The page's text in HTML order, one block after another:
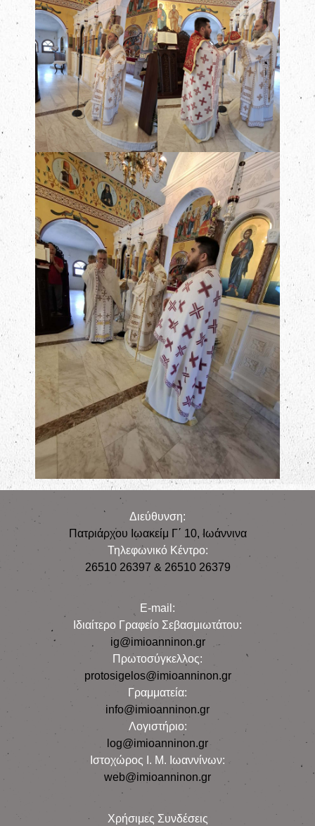
Διεύθυνση:
Πατριάρχου Ιωακείμ Γ΄ 10, Iωάννινα
Τηλεφωνικό Κέντρο:
26510 26397 & 26510 26379
E-mail:
Iδιαίτερο Γραφείο Σεβασμιωτάτου:
ig@imioanninon.gr
Πρωτοσύγκελλος:
protosigelos@imioanninon.gr
Γραμματεία:
info@imioanninon.gr
Λογιστήριο:
log@imioanninon.gr
Ιστοχώρος Ι. Μ. Ιωαννίνων:
web@imioanninon.gr
Χρήσιμες Συνδέσεις